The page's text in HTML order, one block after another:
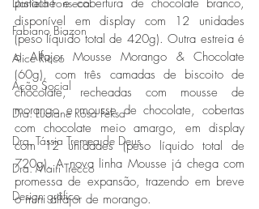
Fabiano Biazon
Alice Ricco
Ação Social
Dra. Luciane Rosa Feksa
Dra. Tássia Tremea de Deus
Dra. Mairi Trecco
Design gráfico
pistache e cobertura de chocolate branco,
disponível em display com 12 unidades
(peso líquido total de 420g). Outra estreia é
o Alfajor Mousse Morango & Chocolate
(60g), com três camadas de biscoito de
chocolate, recheadas com mousse de
morango e mousse de chocolate, cobertas
com chocolate meio amargo, em display
com 12 unidades (peso líquido total de
720g). A nova linha Mousse já chega com
promessa de expansão, trazendo em breve
o mini alfajor de morango.